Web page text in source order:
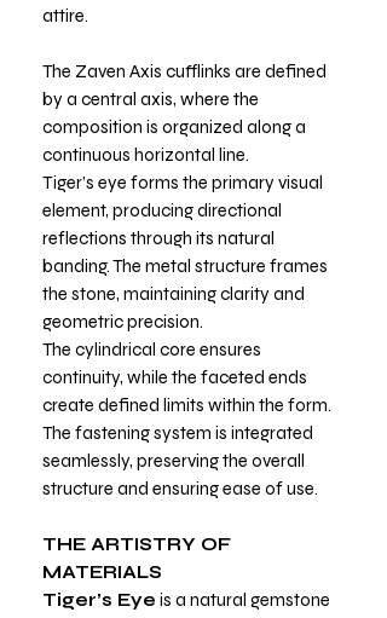
attire.
The Zaven Axis cufflinks are defined
by a central axis, where the
composition is organized along a
continuous horizontal line.
Tiger’s eye forms the primary visual
element, producing directional
reflections through its natural
banding. The metal structure frames
the stone, maintaining clarity and
geometric precision.
The cylindrical core ensures
continuity, while the faceted ends
create defined limits within the form.
The fastening system is integrated
seamlessly, preserving the overall
structure and ensuring ease of use.
THE ARTISTRY OF
MATERIALS
Tiger’s Eye is a natural gemstone